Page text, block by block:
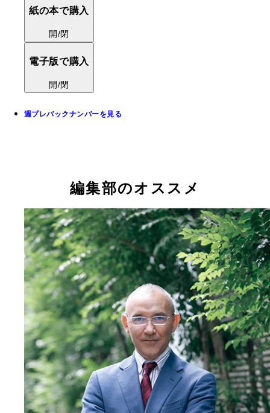
紙の本で購入
開/閉
電子版で購入
開/閉
週プレバックナンバーを見る
編集部のオススメ